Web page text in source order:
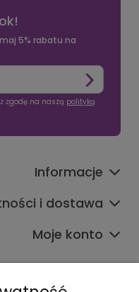
5% rabatu na
zgodę na naszą polityką
Informacje
i dostawa
Moje konto